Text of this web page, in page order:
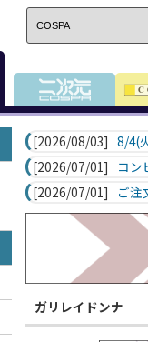
[2026/08/03] 8/4(
[2026/07/01]
コン
[2026/07/01]
ご注
ガリレイドンナ